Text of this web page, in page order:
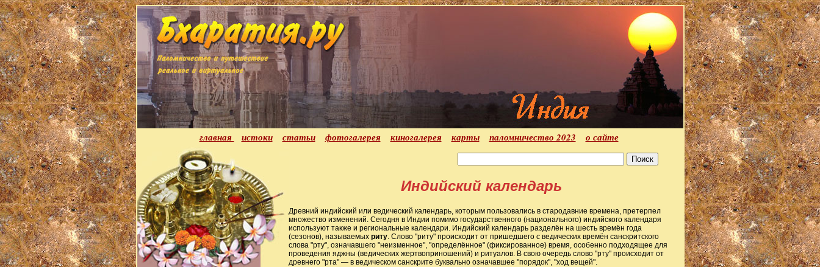
главная истоки статьи фотогалерея киногалерея карты паломничество 2023 о сайте
Индийский календарь
Древний индийский или ведический календарь, которым пользовались в стародавние времена, претерпел
множество изменений. Сегодня в Индии помимо государственного (национального) индийского календаря
используют также и региональные календари. Индийский календарь разделён на шесть времён года
(сезонов), называемыхриту. Слово "риту" происходит от пришедшего с ведических времён санскритского
слова "рту", означавшего "неизменное", "определённое" (фиксированное) время, особенно подходящее для
проведения яджны (ведических жертвоприношений) и ритуалов. В свою очередь слово "рту" происходит от
древнего "рта" — в ведическом санскрите буквально означавшее "порядок", "ход вещей".